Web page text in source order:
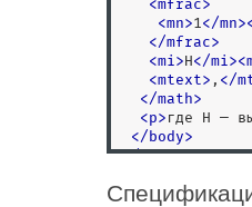
<mfrac>
<mn>1 </mn>
</mfrac>
<mi >H</mi ><
<mtext> , </
</math>
<p> где H —
</ body>
</html>